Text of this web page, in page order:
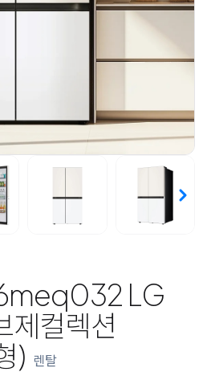
LG
제컬렉션
) 렌탈